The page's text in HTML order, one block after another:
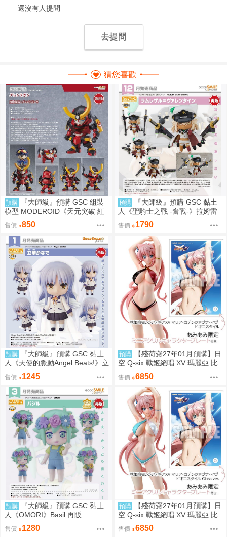
還沒有人提問
去提問
猜您喜歡
預購
『大師級』預購 GSC 組裝
模型 MODEROID《天元突破 紅
蓮螺巖》紅蓮螺巖 再販
售價 850
預購
『大師級』預購 GSC 黏土
人《聖騎士之戰 -奮戰-》拉姆雷
薩爾=瓦倫泰 再販
售價 1790
預購
『大師級』預購 GSC 黏土
人《天使的脈動Angel Beats!》立
華奏 再販
售價 1245
預購
【殘荷齋27年01月預購】日
空 Q-six 戰姬絕唱 XV 瑪麗亞 比
基尼Ver 1/7 一般版
售價 6850
預購
『大師級』預購 GSC 黏土
人《OMORI》Basil 再販
售價 1280
預購
【殘荷齋27年01月預購】日
空 Q-six 戰姬絕唱 XV 瑪麗亞 比
基尼Ver 1/7 油光版
售價 6850